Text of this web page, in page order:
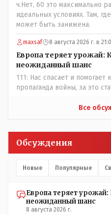
ч.Нет, 60 это максимально
идеальных условиях. Там,
может быть занижена.
maxsaf 8 августа 2026 г. в
Европа теряет урожай:
неожиданный шанс
111: Нас спасает и помогает
пропаганда войны, за это
Все
Обсуждения
Новые Популярные
Европа теряет урожай:
неожиданный шанс
8 августа 2026 г.